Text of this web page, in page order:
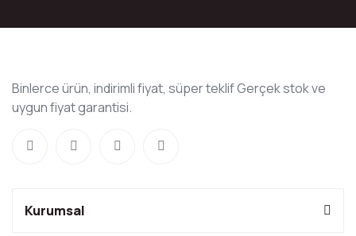
Binlerce ürün, indirimli fiyat, süper teklif Gerçek stok ve
uygun fiyat garantisi.
Kurumsal